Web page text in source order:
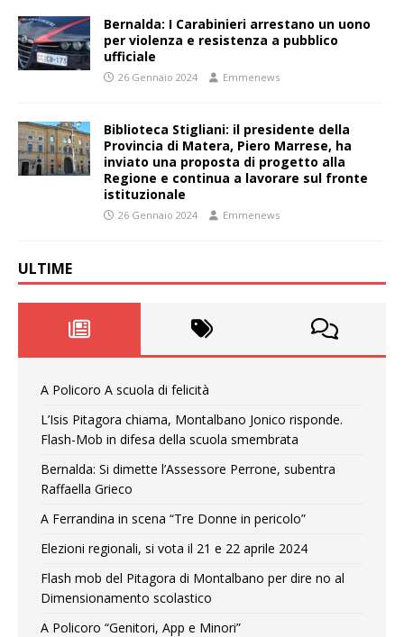
Bernalda: I Carabinieri arrestano un uono
per violenza e resistenza a pubblico
ufficiale
26 Gennaio 2024 Emmenews
Biblioteca Stigliani: il presidente della
Provincia di Matera, Piero Marrese, ha
inviato una proposta di progetto alla
Regione e continua a lavorare sul fronte
istituzionale
26 Gennaio 2024 Emmenews
ULTIME
A Policoro A scuola di felicità
L’Isis Pitagora chiama, Montalbano Jonico risponde.
Flash-Mob in difesa della scuola smembrata
Bernalda: Si dimette l’Assessore Perrone, subentra
Raffaella Grieco
A Ferrandina in scena “Tre Donne in pericolo”
Elezioni regionali, si vota il 21 e 22 aprile 2024
Flash mob del Pitagora di Montalbano per dire no al
Dimensionamento scolastico
A Policoro “Genitori, App e Minori”